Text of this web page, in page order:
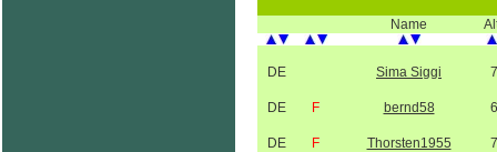
Name
DE Sima Siggi
DE F bernd58
DE F Thorsten1955